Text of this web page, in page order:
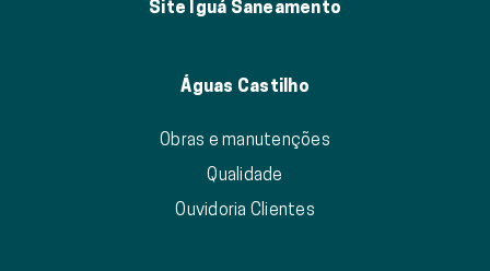
Site Iguá Saneamento
Águas Castilho
Obras e manutenções
Qualidade
Ouvidoria Clientes